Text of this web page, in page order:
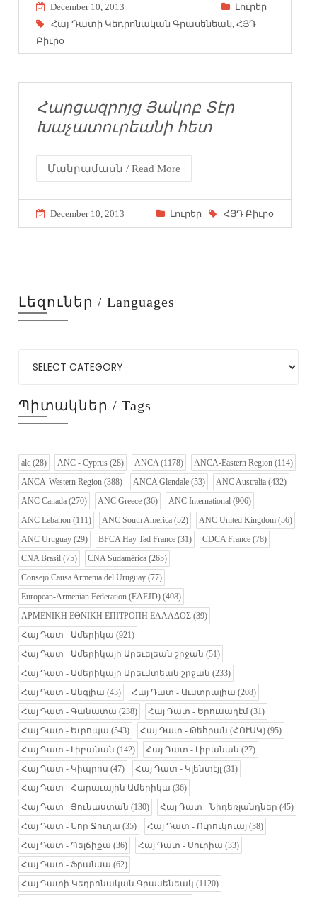
December 10, 2013
Լուրեր
Հայ Դատի Կեդրոնական Գրասենեակ,ՀՅԴ
Բիւրօ
Հարցազրոյց Յակոբ Տէր
Խաչատուրեանի հետ
Մանրամասն / Read More
December 10, 2013 Լուրեր ՀՅԴ Բիւրօ
Լեզուներ / Languages
Պիտակներ / Tags
alc (28) ANC - Cyprus (28) ANCA(1178) ANCA-Eastern Region (114)
ANCA-Western Region (388) ANCA Glendale (53) ANC Australia (432)
ANC Canada (270) ANC Greece (36) ANC International (906)
ANC Lebanon (111) ANC South America (52) ANC United Kingdom (56)
ANC Uruguay (29) BFCA Hay Tad France (31) CDCA France (78)
CNA Brasil (75) CNA Sudamérica (265)
Consejo Causa Armenia del Uruguay (77)
European-Armenian Federation (EAFJD) (408)
ΑΡΜΕΝΙΚΗ ΕΘΝΙΚΗ ΕΠΙΤΡΟΠΗ ΕΛΛΑΔΟΣ (39)
Հայ Դատ - Ամերիկա (921)
Հայ Դատ - Ամերիկայի Արեւելեան շրջան (51)
Հայ Դատ - Ամերիկայի Արեւմտեան շրջան (233)
Հայ Դատ - Անգլիա (43) Հայ Դատ - Աւստրալիա (208)
Հայ Դատ - Գանատա (238) Հայ Դատ - Երուսաղէմ (31)
Հայ Դատ - Եւրոպա (543) Հայ Դատ - Թեհրան (ՀՈՒՍԿ) (95)
Հայ Դատ - Լիբանան (142) Հայ Դատ - Լիբանան (27)
Հայ Դատ - Կիպրոս (47) Հայ Դատ - Կլենտէյլ (31)
Հայ Դատ - Հարաւային Ամերիկա (36)
Հայ Դատ - Յունաստան (130) Հայ Դատ - Նիդեռլանդներ (45)
Հայ Դատ - Նոր Ջուղա (35) Հայ Դատ - Ուրուկուայ (38)
Հայ Դատ - Պելճիքա (36) Հայ Դատ - Սուրիա (33)
Հայ Դատ - Ֆրանսա (62)
Հայ Դատի Կեդրոնական Գրասենեակ (1120)